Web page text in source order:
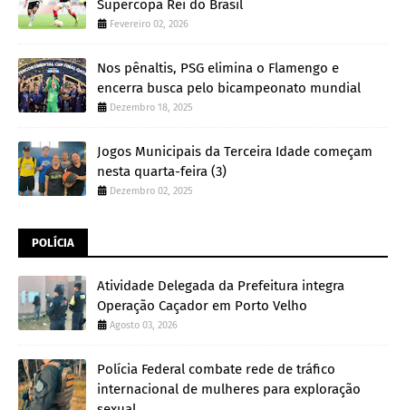
Supercopa Rei do Brasil
Fevereiro 02, 2026
Nos pênaltis, PSG elimina o Flamengo e
encerra busca pelo bicampeonato mundial
Dezembro 18, 2025
Jogos Municipais da Terceira Idade começam
nesta quarta-feira (3)
Dezembro 02, 2025
POLÍCIA
Atividade Delegada da Prefeitura integra
Operação Caçador em Porto Velho
Agosto 03, 2026
Polícia Federal combate rede de tráfico
internacional de mulheres para exploração